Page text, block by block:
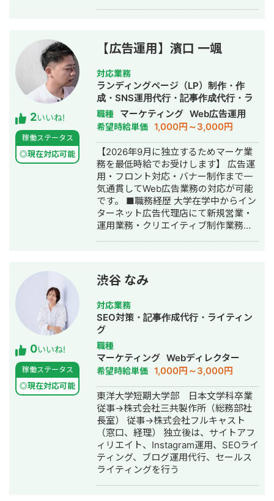
ムコーポレーション（ユーペイント）
様 ご依頼内容：Web集客を依頼したい
→サイト制作、SEO対策、リスティン
グ広告運用を実施 ◎商工会・業界メデ
ィア支援例 「東村山市商工会」様 「外
壁塗装の窓口」様 ほか多数 ◎難関キー
ワードで上位表示 ・「屋根」で1位 ・
「ガルバリウム 鋼板」で1位 ・「塗り
壁」で1位 ・「外壁塗装」で3位 ・「埼
玉 リフォーム」「千葉県 外壁塗装」
「つくば市 外壁塗装」など地域キーワ
ードでも1位を多数獲得 【自己紹介】
・高校卒業後、札幌市で老舗の施工会
社に就職。職人として活動する ・
RIZAPの子会社に転職し、10年勤務。
事業部で最年少の支配人となり、新規
出店などを経験 ・副業だったマーケテ
株式会社」を設立 ・法人化後も、3年
連続で150％以上の業績アップを実現
【略歴】 2018年〜2021年 ・外壁塗装
会社の集客のプロとして個人事業主で
活動 2022年〜 ・トソーマ株式会社
代表取締役 >リフォーム業・建設業
の集客支援 >SEO事業 >リスティ
ング広告事業 >ホームページ・LP制
作事業 LINE（無料相談をご希望の方）
https://s.lmes.jp/landing-
qr/2000788262-7YNDe1MK?
uLand=UGw3dP トソーマ株式会社公
式サイト https://tosoma.co.jp 無料で
相談も受け付けています。 興味がある
方は、LINEでお気軽にご連絡ください
ませ。
2いいね!
稼働ステータス
◎現在対応可能
【広告運用】濱口 一颯
対応業務
ランディングページ（LP）制作・作
成・SNS運用代行・記事作成代行・ラ
イティング・ホームページ制作・作
成・バナー制作・デザイン・リスティ
ング広告運用代行・動画制作・動画編
集・営業代行
職種 マーケティング Web広告運用
希望時給単価 1,000円～3,000円
【2026年9月に独立するためマーケ業
務を最低時給でお受けします】 広告運
用・フロント対応・バナー制作まで一
気通貫してWeb広告業務の対応が可能
です。 ■職務経歴 大学在学中からイン
ターネット広告代理店にて新規営業・
運用業務・クリエイティブ制作業務を
顧客開拓業務に従事。 新宿支店に配属
後、1日300件のテレアポ、個人宅への
訪問営業を1日100件行う。 証券会社を
退職後、広告代理店に転職。金融・不
動産業界を中心に月額数百万～数億単
位のリスティング広告・ディスプレイ
広告の広告運用を担当。 その後、学生
時代にインターンしていた広告代理店
にマネージャーとして入社。5名のマネ
ジメント業務・PL管理をしながらプレ
イヤーとしても運用業務や新規案件獲
得業務に務める。■経歴・実績・Web
広告で携わった企業の数50件以上 ・月
間広告運用費：月額10万～3000万 ■
得意なスキル ・WEB広告の総合的な戦
略設計 ・WEB広告の運用コンサルティ
ング ・GTMによるタグの設定 ・広告
に使用するバナーの制作 ・LPやバナー
0いいね!
稼働ステータス
◎現在対応可能
渋谷 なみ
対応業務
SEO対策・記事作成代行・ライティン
グ
職種
マーケティング Webディレクター
希望時給単価 1,000円～3,000円
東洋大学短期大学部 日本文学科卒業
従事→株式会社三共製作所（総務部社
長室） 従事→株式会社フルキャスト
（窓口、経理） 独立後は、サイトアフ
ィリエイト、Instagram運用、SEOライ
ティング、ブログ運用代行、セールス
ライティングを行う